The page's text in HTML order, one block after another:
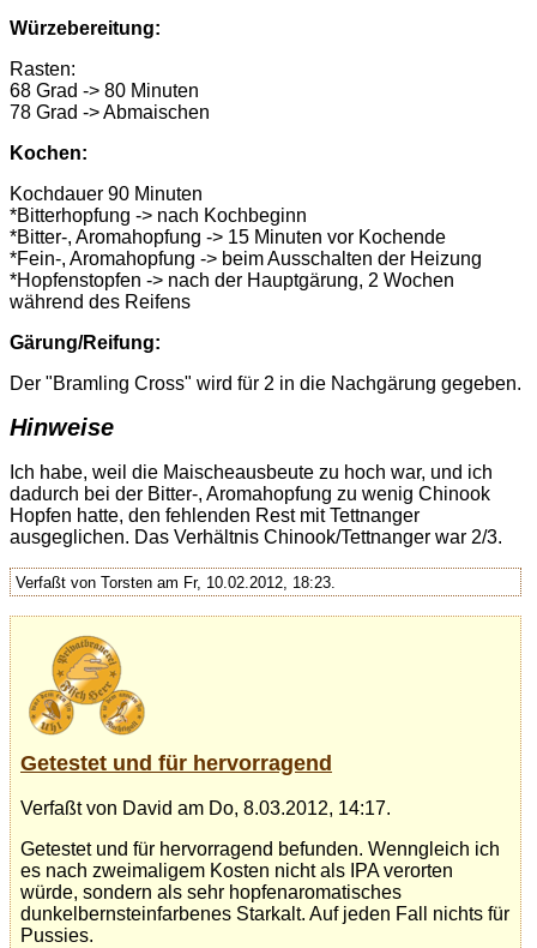
Würzebereitung:
Rasten:
68 Grad -> 80 Minuten
78 Grad -> Abmaischen
Kochen:
Kochdauer 90 Minuten
*Bitterhopfung -> nach Kochbeginn
*Bitter-, Aromahopfung -> 15 Minuten vor Kochende
*Fein-, Aromahopfung -> beim Ausschalten der Heizung
*Hopfenstopfen -> nach der Hauptgärung, 2 Wochen
während des Reifens
Gärung/Reifung:
Der "Bramling Cross" wird für 2 in die Nachgärung gegeben.
Hinweise
Ich habe, weil die Maischeausbeute zu hoch war, und ich
dadurch bei der Bitter-, Aromahopfung zu wenig Chinook
Hopfen hatte, den fehlenden Rest mit Tettnanger
ausgeglichen. Das Verhältnis Chinook/Tettnanger war 2/3.
Verfaßt von Torsten am Fr, 10.02.2012, 18:23.
Getestet und für hervorragend
Verfaßt von David am Do, 8.03.2012, 14:17.
Getestet und für hervorragend befunden. Wenngleich ich
es nach zweimaligem Kosten nicht als IPA verorten
würde, sondern als sehr hopfenaromatisches
dunkelbernsteinfarbenes Starkalt. Auf jeden Fall nichts für
Pussies.